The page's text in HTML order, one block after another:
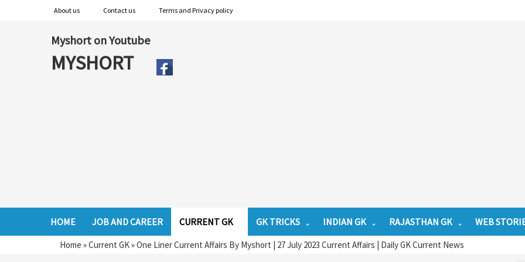
About us Contact us Terms and Privacy policy
Myshort on Youtube
MYSHORT
HOME JOB AND CAREER CURRENT GK GK TRICKS INDIAN GK RAJASTHAN GK WEB
Home »Current GK»One Liner Current Affairs By Myshort | 27 July 2023 Current Affairs | Daily GK Current News